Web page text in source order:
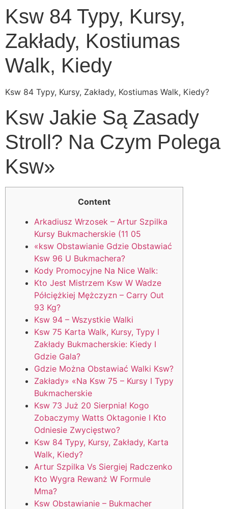
Ksw 84 Typy, Kursy,
Zakłady, Kostiumas
Walk, Kiedy
Ksw 84 Typy, Kursy, Zakłady, Kostiumas Walk, Kiedy?
Ksw Jakie Są Zasady
Stroll? Na Czym Polega
Ksw»
Content
Arkadiusz Wrzosek – Artur Szpilka
Kursy Bukmacherskie (11 05
«ksw Obstawianie Gdzie Obstawiać
Ksw 96 U Bukmachera?
Kody Promocyjne Na Nice Walk:
Kto Jest Mistrzem Ksw W Wadze
Półciężkiej Mężczyzn – Carry Out
93 Kg?
Ksw 94 – Wszystkie Walki
Ksw 75 Karta Walk, Kursy, Typy I
Zakłady Bukmacherskie: Kiedy I
Gdzie Gala?
Gdzie Można Obstawiać Walki Ksw?
Zakłady» «Na Ksw 75 – Kursy I Typy
Bukmacherskie
Ksw 73 Już 20 Sierpnia! Kogo
Zobaczymy Watts Oktagonie I Kto
Odniesie Zwycięstwo?
Ksw 84 Typy, Kursy, Zakłady, Karta
Walk, Kiedy?
Artur Szpilka Vs Siergiej Radczenko
Kto Wygra Rewanż W Formule
Mma?
Ksw Obstawianie – Bukmacher